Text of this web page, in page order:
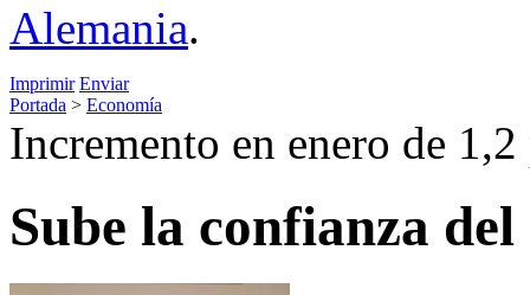
Alemania.
Imprimir Enviar
Portada > Economía
Incremento en enero de
Sube la confianza